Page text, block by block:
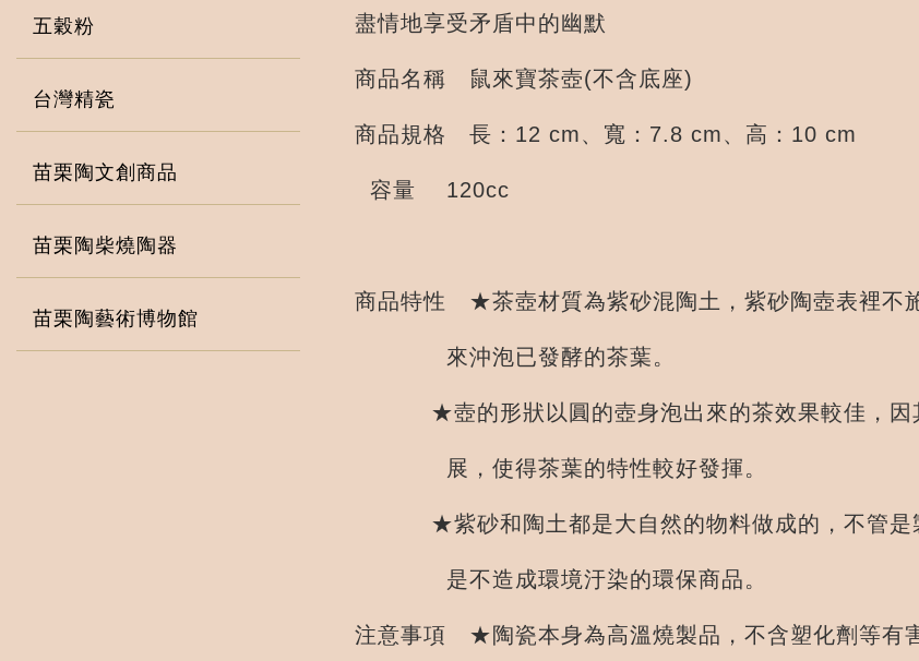
五穀粉
台灣精瓷
苗栗陶文創商品
苗栗陶柴燒陶器
苗栗陶藝術博物館
盡情地享受矛盾中的幽默
商品名稱 鼠來寶茶壺(不含底座)
商品規格 長：12 cm、寬：7.8 cm、高：10 cm
容量 120cc
商品特性 ★茶壺材質為紫砂混陶土，紫砂陶壺表裡不
來沖泡已發酵的茶葉。
★壺的形狀以圓的壺身泡出來的茶效果較佳，因
展，使得茶葉的特性較好發揮。
★紫砂和陶土都是大自然的物料做成的，不管是
是不造成環境汙染的環保商品。
注意事項 ★陶瓷本身為高溫燒製品，不含塑化劑等有